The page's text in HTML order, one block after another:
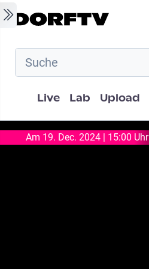
Skip to main content
Hauptnavigation
Live Lab Upload
Am 19. Dec. 2024 | 15:00 Uhr